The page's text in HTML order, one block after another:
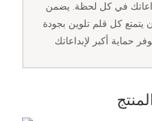
في كل لحظة. يضمن
يتمتع كل قلم تلوين بجودة